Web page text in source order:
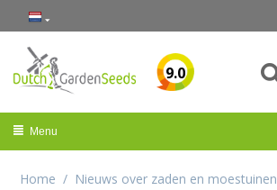
9.0
Menu
Home / Nieuws over zaden en moestuinen